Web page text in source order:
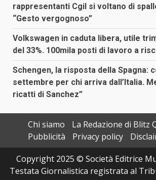
rappresentanti Cgil si voltano di
“Gesto vergognoso”
Volkswagen in caduta libera, utile
del 33%. 100mila posti di lavoro a
Schengen, la risposta della Spagna:
settembre per chi arriva dall’Italia.
ricatti di Sanchez”
Chi siamo
La Redazione di Blitz
Pubblicità
Privacy policy
Copyright 2025 © Società Editrice
Testata Giornalistica registrata al